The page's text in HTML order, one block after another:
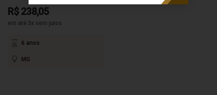
R$ 238,05
em até 3x sem juros
6 anos
MG